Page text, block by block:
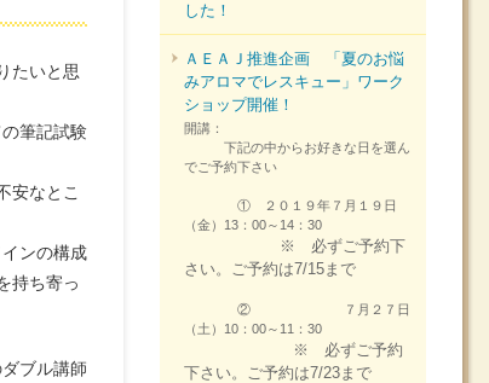
たいと思
筆記試験
安なとこ
ンの構成
持ち寄っ
ブル講師
した！
ＡＥＡＪ推進企画 「夏のお悩
みアロマでレスキュー」ワーク
ショップ開催！
開講：
下記の中からお好きな日を選ん
でご予約下さい
① ２０１９年７月１９日
（金）13：00～14：30
※ 必ずご予約下
さい。ご予約は7/15まで
② ７月２７日
（土）10：00～11：30
※ 必ずご予約
下さい。ご予約は7/23まで